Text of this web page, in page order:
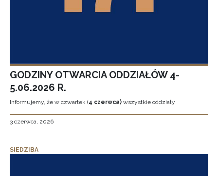
GODZINY OTWARCIA ODDZIAŁÓW 4-
5.06.2026 R.
Informujemy, że w czwartek (4 czerwca) wszystkie oddziały
3 czerwca, 2026
SIEDZIBA